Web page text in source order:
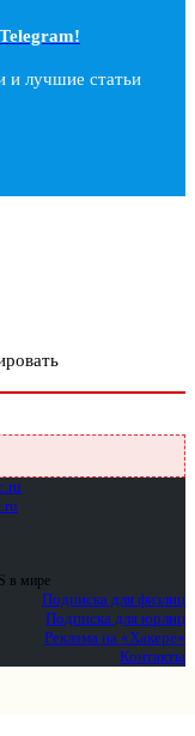
и лучшие статьи
в мире
Подписка для физлиц
Подписка для юрлиц
Реклама на «Хакере»
Контакты